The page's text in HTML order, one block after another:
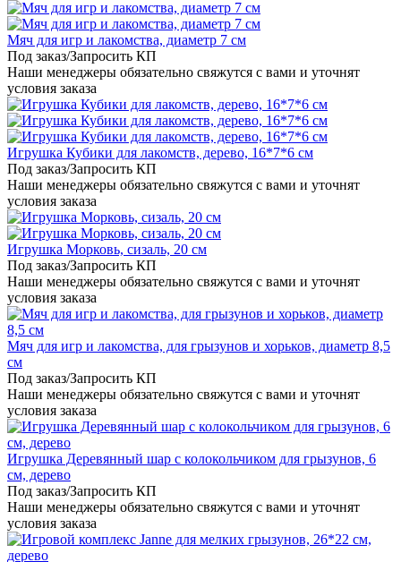
Мяч для игр и лакомства, диаметр 7 см
Под заказ/Запросить КП
Наши менеджеры обязательно свяжутся с вами и уточнят
условия заказа
Игрушка Кубики для лакомств, дерево, 16*7*6 см
Под заказ/Запросить КП
Наши менеджеры обязательно свяжутся с вами и уточнят
условия заказа
Игрушка Морковь, сизаль, 20 см
Под заказ/Запросить КП
Наши менеджеры обязательно свяжутся с вами и уточнят
условия заказа
Мяч для игр и лакомства, для грызунов и хорьков, диаметр 8,5
см
Под заказ/Запросить КП
Наши менеджеры обязательно свяжутся с вами и уточнят
условия заказа
Игрушка Деревянный шар с колокольчиком для грызунов, 6
см, дерево
Под заказ/Запросить КП
Наши менеджеры обязательно свяжутся с вами и уточнят
условия заказа